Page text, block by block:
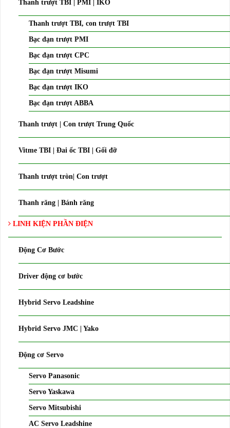
Thanh trượt TBI | PMI | IKO
Thanh trượt TBI, con trượt TBI
Bạc đạn trượt PMI
Bạc đạn trượt CPC
Bạc đạn trượt Misumi
Bạc đạn trượt IKO
Bạc đạn trượt ABBA
Thanh trượt | Con trượt Trung Quốc
Vitme TBI | Đai ốc TBI | Gối đỡ
Thanh trượt tròn| Con trượt
Thanh răng | Bánh răng
LINH KIỆN PHẦN ĐIỆN
Động Cơ Bước
Driver động cơ bước
Hybrid Servo Leadshine
Hybrid Servo JMC | Yako
Động cơ Servo
Servo Panasonic
Servo Yaskawa
Servo Mitsubishi
AC Servo Leadshine